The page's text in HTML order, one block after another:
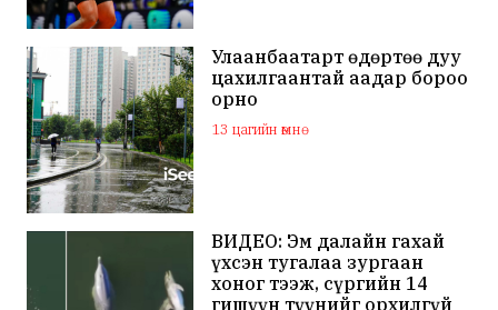
Улаанбаатарт өдөртөө дуу
цахилгаантай аадар бороо
орно
13 цагийн өмнө
ВИДЕО: Эм далайн гахай
үхсэн тугалаа зургаан
хоног тээж, сүргийн 14
гишүүн түүнийг орхилгүй